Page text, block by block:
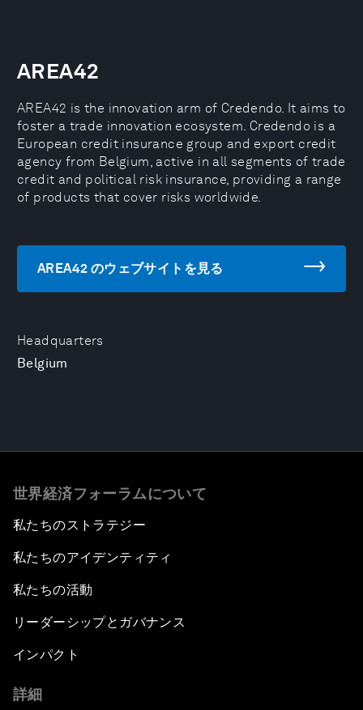
Headquarters
Belgium
AREA42
AREA42 is the innovation arm of Credendo. It aims to
foster a trade innovation ecosystem. Credendo is a
European credit insurance group and export credit
agency from Belgium, active in all segments of trade
credit and political risk insurance, providing a range
of products that cover risks worldwide.
AREA42 のウェブサイトを見る
世界経済フォーラムについて
私たちのストラテジー
私たちのアイデンティティ
私たちの活動
リーダーシップとガバナンス
インパクト
詳細